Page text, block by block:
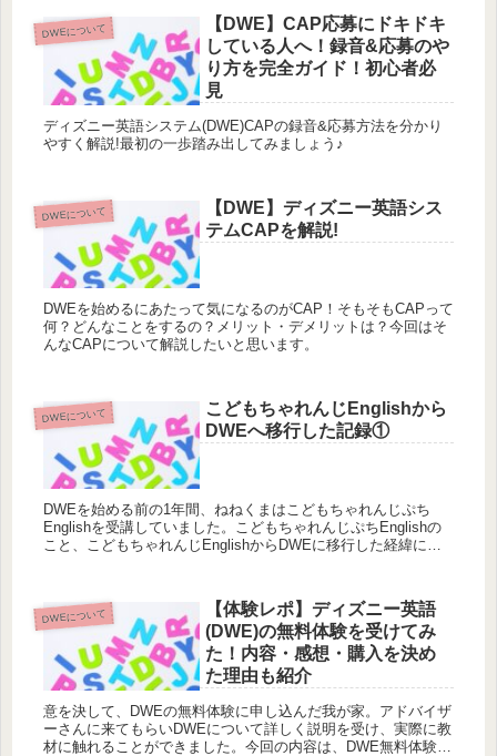
DWEについて
【DWE】CAP応募にドキドキ
している人へ！録音&応募のや
り方を完全ガイド！初心者必
見
ディズニー英語システム(DWE)CAPの録音&応募方法を分かり
やすく解説!最初の一歩踏み出してみましょう♪
DWEについて
【DWE】ディズニー英語シス
テムCAPを解説!
DWEを始めるにあたって気になるのがCAP！そもそもCAPって
何？どんなことをするの？メリット・デメリットは？今回はそ
んなCAPについて解説したいと思います。
DWEについて
こどもちゃれんじEnglishから
DWEへ移行した記録①
DWEを始める前の1年間、ねねくまはこどもちゃれんじぷち
Englishを受講していました。こどもちゃれんじぷちEnglishの
こと、こどもちゃれんじEnglishからDWEに移行した経緯につ
DWEについて
【体験レポ】ディズニー英語
(DWE)の無料体験を受けてみ
た！内容・感想・購入を決め
た理由も紹介
意を決して、DWEの無料体験に申し込んだ我が家。アドバイザ
ーさんに来てもらいDWEについて詳しく説明を受け、実際に教
材に触れることができました。今回の内容は、DWE無料体験の